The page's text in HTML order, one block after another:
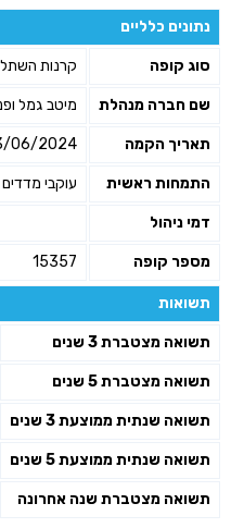
נתונים כלליים
סוג קופה קרנות
שם חברה מנהלת מיטב גמל
תאריך הקמה 06/2024
התמחות ראשית עוקבי מדדים
דמי ניהול
מספר קופה 15357
תשואות
תשואה מצטברת 3 שנים
תשואה מצטברת 5 שנים
תשואה שנתית ממוצעת 3 שנים
תשואה שנתית ממוצעת 5 שנים
תשואה מצטברת שנה אחרונה